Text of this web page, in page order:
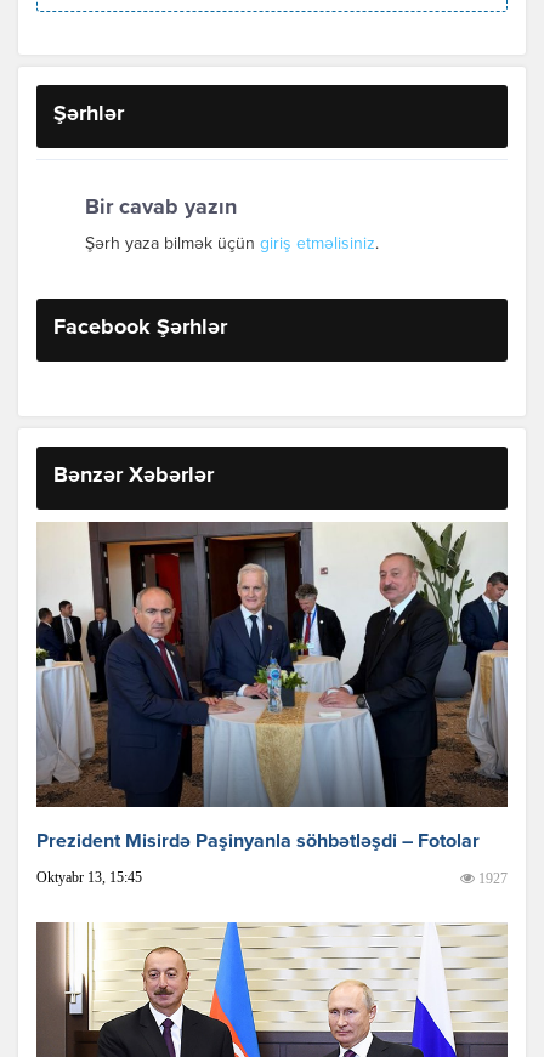
Şərhlər
Bir cavab yazın
Şərh yaza bilmək üçün giriş etməlisiniz.
Facebook Şərhlər
Bənzər Xəbərlər
Prezident Misirdə Paşinyanla söhbətləşdi – Fotolar
Oktyabr 13, 15:45 1927